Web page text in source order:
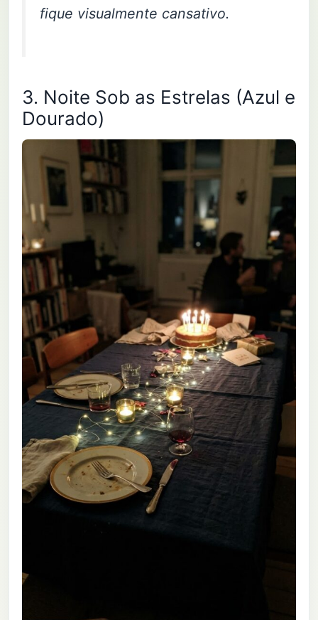
fique visualmente cansativo.
3. Noite Sob as Estrelas (Azul e
Dourado)